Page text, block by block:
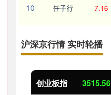
10 任子行 7.16
沪深京行情 实时轮播
创业板指 3515.56